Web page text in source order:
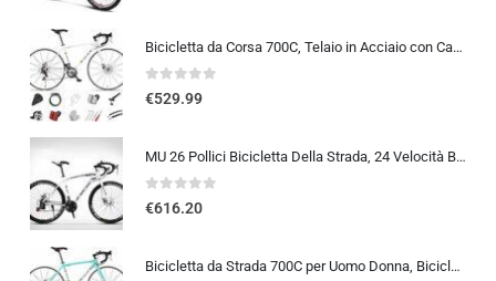
Bicicletta da Corsa 700C, Telaio in Acciaio con Cambio a 24/27/30 Marce, Bicicletta da Strada per Uomo Donna, Bici da Stra…
0out of 5
€529.99
MU 26 Pollici Bicicletta Della Strada, 24 Velocità Bici, Doppio Disco Freno, Acciaio Al Carbonio Telaio, Strada Biciclette…
0out of 5
€616.20
Bicicletta da Strada 700C per Uomo Donna, Bicicletta da Corsa con Freno a Disco 24/27/30 velocità, Telaio in Acciaio ad Al…